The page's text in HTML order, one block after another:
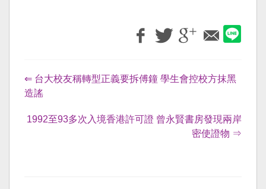
⇐ 台大校友稱轉型正義要拆傅鐘 學生會控校方抹黑
造謠
1992至93多次入境香港許可證 曾永賢書房發現兩岸
密使證物 ⇒